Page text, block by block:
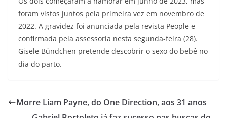
foram vistos juntos pela primeira vez em novembro de
2022. A gravidez foi anunciada pela revista People e
confirmada pela assessoria nesta segunda-feira (28).
Gisele Bündchen pretende descobrir o sexo do bebê no
dia do parto.
Morre Liam Payne, do One Direction, aos 31 anos